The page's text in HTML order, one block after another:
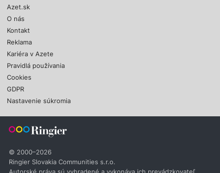
Azet.sk
O nás
Kontakt
Reklama
Kariéra v Azete
Pravidlá používania
Cookies
GDPR
Nastavenie súkromia
© 2000–2026
Ringier Slovakia Communities s.r.o.